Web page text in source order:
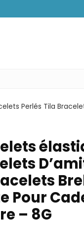
Perlés Tila
Pour
– 8G